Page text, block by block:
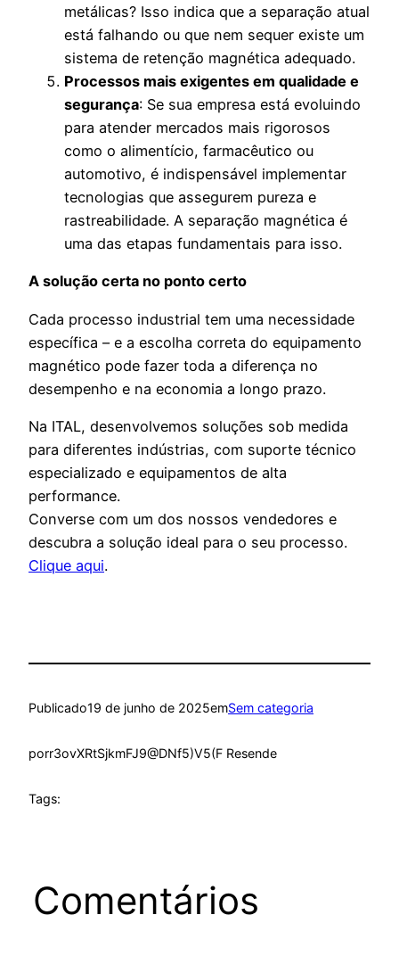
metálicas? Isso indica que a separação atual
está falhando ou que nem sequer existe um
sistema de retenção magnética adequado.
Processos mais exigentes em qualidade e
segurança: Se sua empresa está evoluindo
para atender mercados mais rigorosos
como o alimentício, farmacêutico ou
automotivo, é indispensável implementar
tecnologias que assegurem pureza e
rastreabilidade. A separação magnética é
uma das etapas fundamentais para isso.
A solução certa no ponto certo
Cada processo industrial tem uma necessidade
específica – e a escolha correta do equipamento
magnético pode fazer toda a diferença no
desempenho e na economia a longo prazo.
Na ITAL, desenvolvemos soluções sob medida
para diferentes indústrias, com suporte técnico
especializado e equipamentos de alta
performance.
Converse com um dos nossos vendedores e
descubra a solução ideal para o seu processo.
Clique aqui.
Publicado19 de junho de 2025emSem categoria
porr3ovXRtSjkmFJ9@DNf5)V5(F Resende
Tags:
Comentários